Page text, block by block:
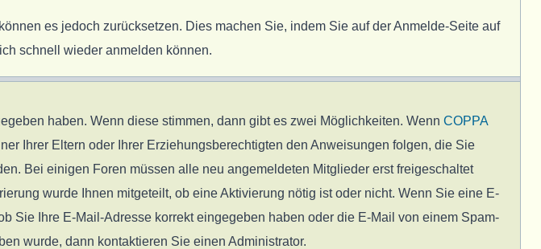
es jedoch zurücksetzen. Dies machen Sie, indem Sie auf der Anmelde-Seite auf
schnell wieder anmelden können.
haben. Wenn diese stimmen, dann gibt es zwei Möglichkeiten. Wenn COPPA
Ihrer Eltern oder Ihrer Erziehungsberechtigten den Anweisungen folgen, die Sie
Bei einigen Foren müssen alle neu angemeldeten Mitglieder erst freigeschaltet
wurde Ihnen mitgeteilt, ob eine Aktivierung nötig ist oder nicht. Wenn Sie eine E-
Sie Ihre E-Mail-Adresse korrekt eingegeben haben oder die E-Mail von einem Spam-
wurde, dann kontaktieren Sie einen Administrator.